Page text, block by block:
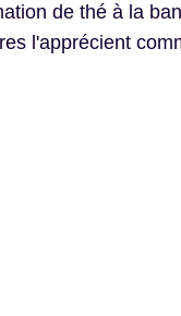
de thé à la
l'apprécient